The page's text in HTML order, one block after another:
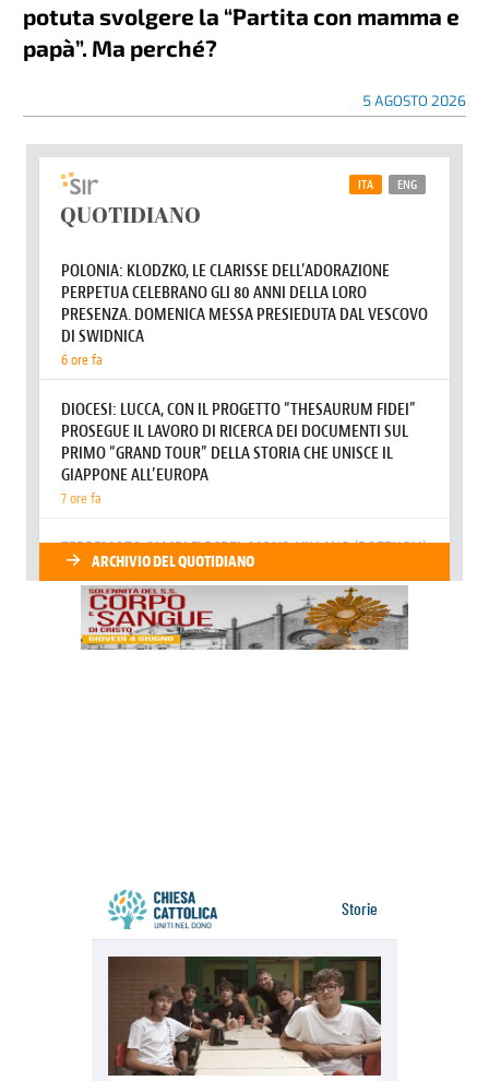
potuta svolgere la “Partita con mamma e
papà”. Ma perché?
5 AGOSTO 2026